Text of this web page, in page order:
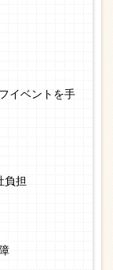
イベントを手
負担